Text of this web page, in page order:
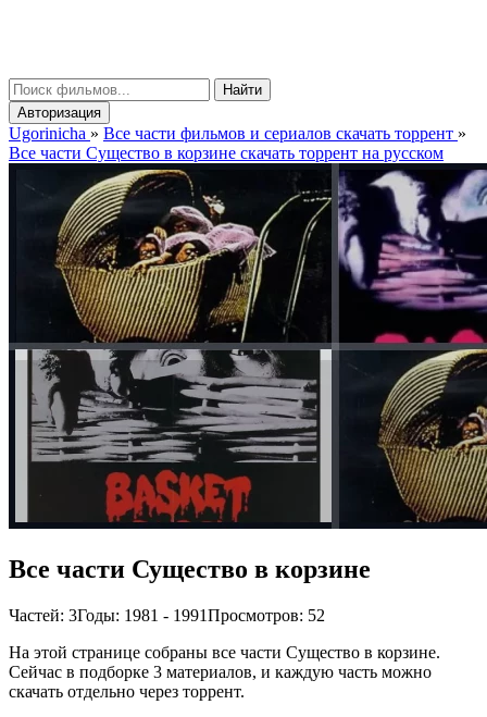
Найти
Авторизация
Ugorinicha » Все части фильмов и сериалов скачать торрент »
Все части Существо в корзине скачать торрент на русском
Все части Существо в корзине
Частей: 3Годы: 1981 - 1991Просмотров: 52
На этой странице собраны все части Существо в корзине.
Сейчас в подборке 3 материалов, и каждую часть можно
скачать отдельно через торрент.